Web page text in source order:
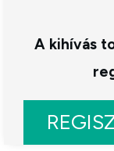
A kihívás